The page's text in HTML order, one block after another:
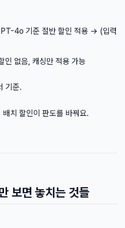
4o 기준 절반 할인 적용 → (입력
인 없음, 캐싱만 적용 가능
기준.
치 할인이 판도를 바꿔요.
보면 놓치는 것들